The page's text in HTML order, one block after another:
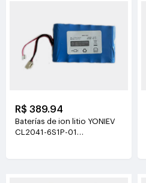
R$ 389.94
Baterías de ion litio YONIEV
CL2041-6S1P-01